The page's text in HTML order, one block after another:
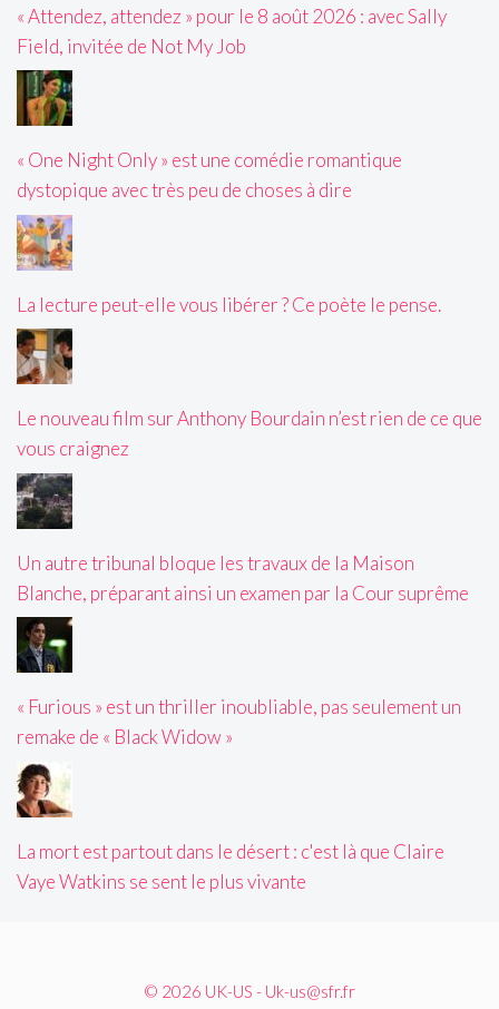
« Attendez, attendez » pour le 8 août 2026 : avec Sally
Field, invitée de Not My Job
« One Night Only » est une comédie romantique
dystopique avec très peu de choses à dire
La lecture peut-elle vous libérer ? Ce poète le pense.
Le nouveau film sur Anthony Bourdain n’est rien de ce que
vous craignez
Un autre tribunal bloque les travaux de la Maison
Blanche, préparant ainsi un examen par la Cour suprême
« Furious » est un thriller inoubliable, pas seulement un
remake de « Black Widow »
La mort est partout dans le désert : c'est là que Claire
Vaye Watkins se sent le plus vivante
© 2026 UK-US - Uk-us@sfr.fr